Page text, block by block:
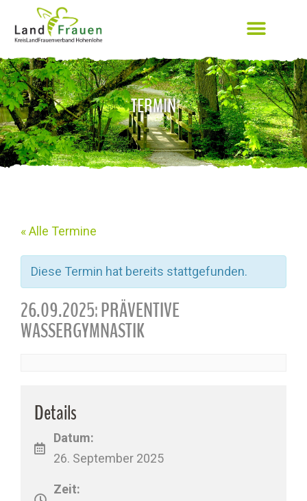
TERMIN
« Alle Termine
Diese Termin hat bereits stattgefunden.
26.09.2025: PRÄVENTIVE
WASSERGYMNASTIK
Details
Datum:
26. September 2025
Zeit: